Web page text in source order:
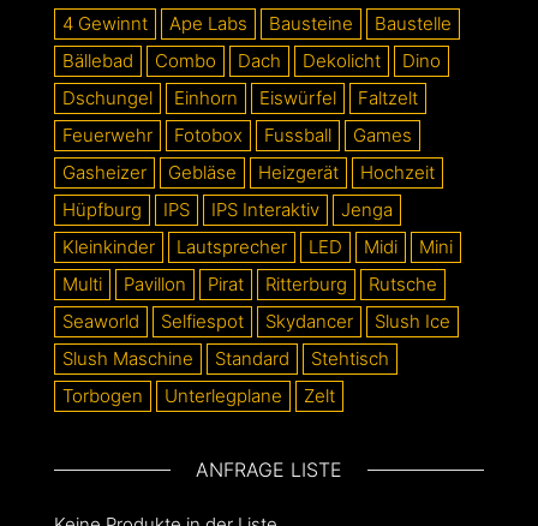
4 Gewinnt Ape Labs Bausteine
Baustelle
Bällebad
Combo Dach Dekolicht
Dino
Dschungel
Einhorn Eiswürfel
Faltzelt
Feuerwehr
Fotobox Fussball
Games
Gasheizer
Gebläse Heizgerät
Hochzeit
Hüpfburg
IPS IPS Interaktiv
Jenga
Kleinkinder
Lautsprecher LED Midi
Mini
Multi
Pavillon Pirat Ritterburg
Rutsche
Seaworld
Selfiespot Skydancer
Slush Ice
Slush Maschine
Standard
Stehtisch
Torbogen
Unterlegplane Zelt
ANFRAGE LISTE